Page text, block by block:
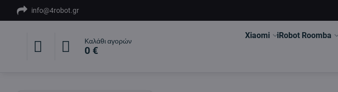
info@4robot.gr
Καλάθι αγορών
0 €
Xiaomi iRobot Roomba